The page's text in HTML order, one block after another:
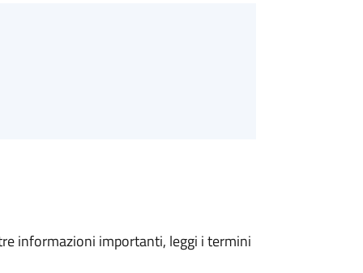
informazioni importanti, leggi i termini